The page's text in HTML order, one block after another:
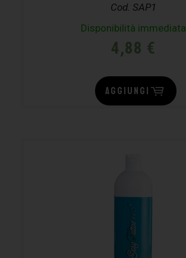
Cod. SAP1
Disponibilità immediata
4,88 €
AGGIUNGI